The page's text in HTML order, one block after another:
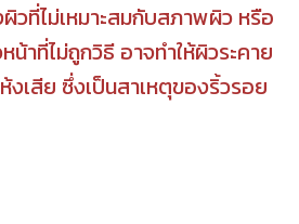
ที่ไม่เหมาะสมกับสภาพผิว หรือ
น้าที่ไม่ถูกวิธี อาจทำให้ผิวระคาย
งเสีย ซึ่งเป็นสาเหตุของริ้วรอย